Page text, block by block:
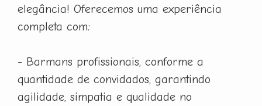
elegância! Oferecemos uma experiência
completa com:
- Barmans profissionais, conforme a
quantidade de convidados, garantindo
agilidade, simpatia e qualidade no